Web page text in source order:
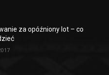
za opóźniony lot – co